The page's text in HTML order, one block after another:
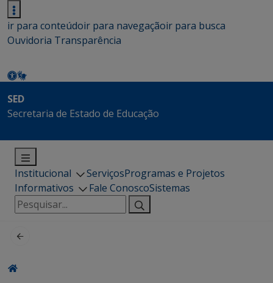
ir para conteúdoir para navegaçãoir para busca
Ouvidoria Transparência
SED
Secretaria de Estado de Educação
Institucional ServiçosProgramas e Projetos
Informativos
Fale ConoscoSistemas
Pesquisar
por: